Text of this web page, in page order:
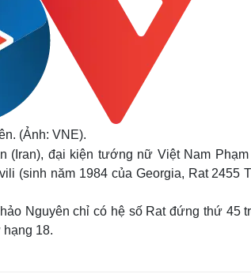
- Điện ảnh
Giải trí
Nghệ sĩ
(Ảnh: VNE).
(Iran), đại kiện tướng nữ Việt Nam
(sinh năm 1984 của Georgia, Rat 2455
Nguyên chỉ có hệ số Rat đứng thứ 45
18.